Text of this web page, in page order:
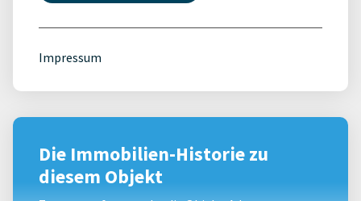
Impressum
Die Immobilien-Historie zu
diesem Objekt